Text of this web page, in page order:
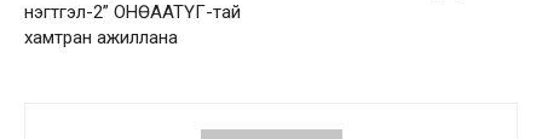
нэгтгэл-2” ОНӨААТҮГ-тай
хамтран ажиллана